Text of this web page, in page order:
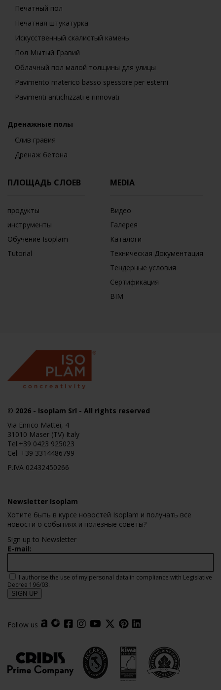
Печатный пол
Печатная штукатурка
Искусственный скалистый камень
Пол Мытый Гравий
Облачный пол малой толщины для улицы
Pavimento materico basso spessore per esterni
Pavimenti antichizzati e rinnovati
Дренажные полы
Слив гравия
Дренаж бетона
ПЛОЩАДЬ СЛОЕВ
продукты
инструменты
Обучение Isoplam
Tutorial
MEDIA
Видео
Галерея
Каталоги
Техническая Документация
Тендерные условия
Сертификация
BIM
© 2026 - Isoplam Srl - All rights reserved
Via Enrico Mattei, 4
31010 Maser (TV) Italy
Tel.+39 0423 925023
Cel. +39 3314486799
P.IVA 02432450266
Newsletter Isoplam
Хотите быть в курсе новостей Isoplam и получать все
новости о событиях и полезные советы?
Sign up to Newsletter
E-mail:
I authorise the use of my personal data in compliance with Legislative
Decree 196/03.
Follow us